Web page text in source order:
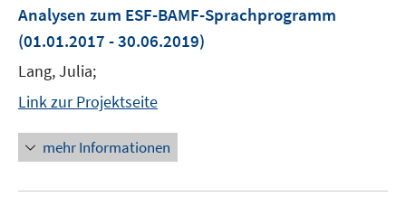
Analysen zum ESF-BAMF-Sprachprogramm
(01.01.2017 - 30.06.2019)
Lang, Julia;
Link zur Projektseite
mehr Informationen